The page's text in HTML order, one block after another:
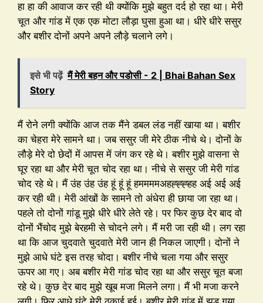
हा हा की आवाज कर रही थी क्योंकि मुझे बहुत दर्द हो रहा था। मेरी
चूत और गांड में एक एक मोटा लौड़ा घुसा हुआ था। धीरे धीरे ससुर
और बशीर दोनों अपने अपने लौड़े चलाने लगे।
इसे भी पढ़ें मैं मेरी बहन और पडोसी - 2 | Bhai Bahan Sex
Story
मैं रोने लगी क्योंकि आज तक मैंने डबल लंड नहीं खाया था। बशीर
का चेहरा मेरे सामने था। जब ससुर जी मेरे ठीक नीचे थे। दोनों के
लौड़े मेरे दो छेदों में आपस में जंग कर रहे थे। बशीर मुझे वासना से
घूर रहा था और मेरी चूत चोद रहा था। नीचे से ससुर जी मेरी गांड
चोद रहे थे। मैं उंह उंह उंह हूं हूं हूं हममममअहह्ह्ह्हह अई अई अई
कर रही थी। मेरी आंखों के सामने तो अंधेरा ही छाया जा रहा था।
पहले तो दोनों गांडू मुझे धीरे धीरे लेते रहे। पर फिर कुछ देर बाद वो
दोनों भैंचोद मुझे बेरहमी से चोदने लगे। मैं मरी जा रही थी। लग रहा
था कि आज चुदवाते चुदवाते मेरी जान ही निकल जाएगी। दोनों ने
मुझे आधे घंटे इस तरह चोदा। बशीर नीचे चला गया और ससुर
ऊपर आ गए। अब बशीर मेरी गांड चोद रहा था और ससुर चूत बजा
रहे थे। कुछ देर बाद मुझे खूब मजा मिलने लगा। मैं भी मजा करने